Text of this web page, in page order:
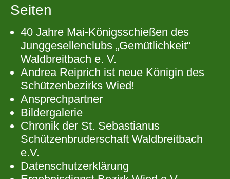
Seiten
40 Jahre Mai-Königsschießen des
Junggesellenclubs „Gemütlichkeit“
Waldbreitbach e. V.
Andrea Reiprich ist neue Königin des
Schützenbezirks Wied!
Ansprechpartner
Bildergalerie
Chronik der St. Sebastianus
Schützenbruderschaft Waldbreitbach
e.V.
Datenschutzerklärung